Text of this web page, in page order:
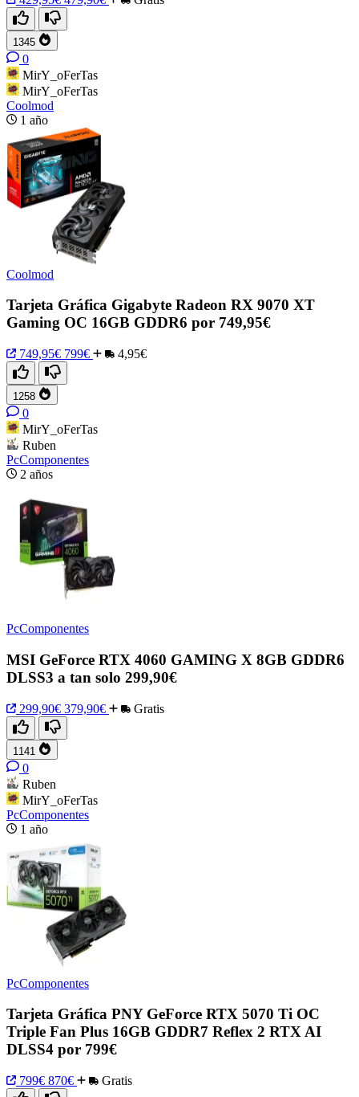
1345
0
MirY_oFerTas
MirY_oFerTas
Coolmod
1 año
Coolmod
Tarjeta Gráfica Gigabyte Radeon RX 9070 XT
Gaming OC 16GB GDDR6 por 749,95€
749,95€ 799€ 4,95€
1258
0
MirY_oFerTas
Ruben
PcComponentes
2 años
PcComponentes
MSI GeForce RTX 4060 GAMING X 8GB GDDR6
DLSS3 a tan solo 299,90€
299,90€ 379,90€ Gratis
1141
0
Ruben
MirY_oFerTas
PcComponentes
1 año
PcComponentes
Tarjeta Gráfica PNY GeForce RTX 5070 Ti OC
Triple Fan Plus 16GB GDDR7 Reflex 2 RTX AI
DLSS4 por 799€
799€ 870€ Gratis